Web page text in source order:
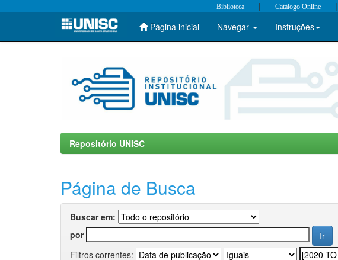
Skip
Biblioteca | Catálogo Online |
Página inicial Navegar Instruções
Repositório UNISC
Página de Busca
Buscar em:
por
Filtros correntes: